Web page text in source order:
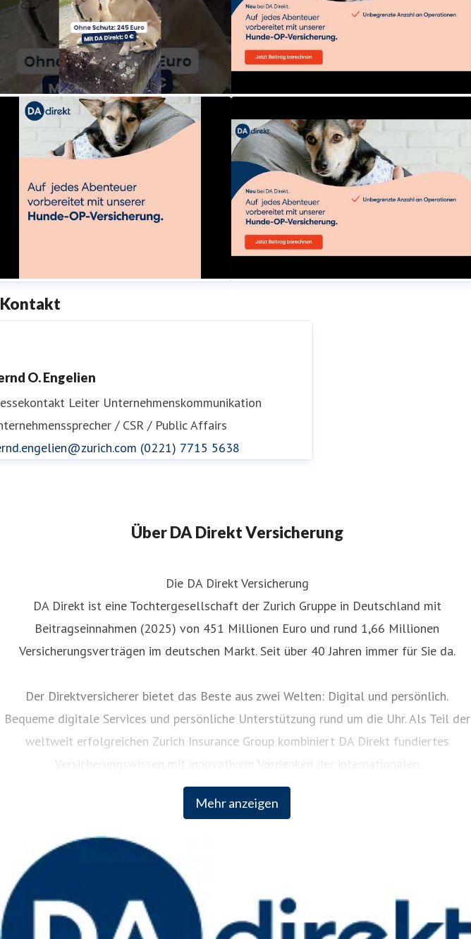
Schutz für deinen
besten Freund mit DA Direkt
Deine Hund braucht eine OP? Sichere
dein Hund mit der DA Direkt OP-
Versicherung ab
dadirektversicherung
Hund braucht eine OP? Sichere
dadirektversicherung
Kontakt
O. Engelien
Leiter Unternehmenskommunikation
/ CSR / Public Affairs
(0221) 7715 5638
Über DA Direkt Versicherung
Mehr anzeigen
Die DA Direkt Versicherung
DA Direkt ist eine Tochtergesellschaft der Zurich Gruppe in Deutschland mit
Beitragseinnahmen (2025) von 451 Millionen Euro und rund 1,66 Millionen
Versicherungsverträgen im deutschen Markt. Seit über 40 Jahren immer für Sie da.
Der Direktversicherer bietet das Beste aus zwei Welten: Digital und persönlich.
Bequeme digitale Services und persönliche Unterstützung rund um die Uhr. Als Teil der
weltweit erfolgreichen Zurich Insurance Group kombiniert DA Direkt fundiertes
Versicherungswissen mit innovativem Vordenken der internationalen
Unternehmensgruppe.